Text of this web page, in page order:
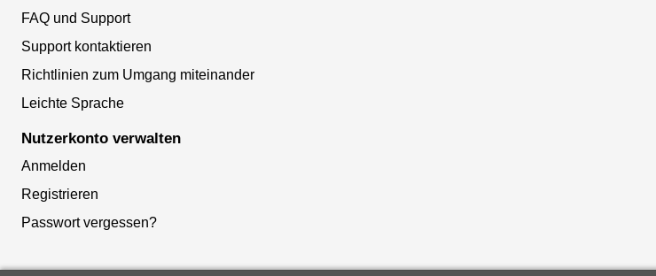
FAQ und Support
Support kontaktieren
Richtlinien zum Umgang miteinander
Leichte Sprache
Nutzerkonto verwalten
Anmelden
Registrieren
Passwort vergessen?